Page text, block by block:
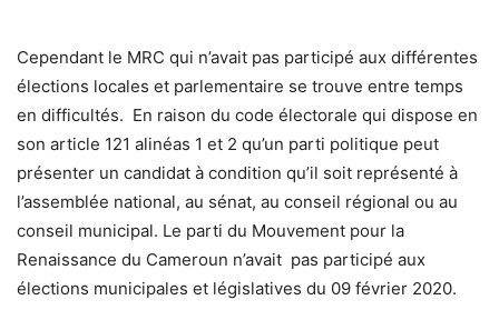
Cependant le MRC qui n’avait pas participé aux différentes
élections locales et parlementaire se trouve entre temps
en difficultés. En raison du code électorale qui dispose en
son article 121 alinéas 1 et 2 qu’un parti politique peut
présenter un candidat à condition qu’il soit représenté à
l’assemblée national, au sénat, au conseil régional ou au
conseil municipal. Le parti du Mouvement pour la
Renaissance du Cameroun n’avait pas participé aux
élections municipales et législatives du 09 février 2020.